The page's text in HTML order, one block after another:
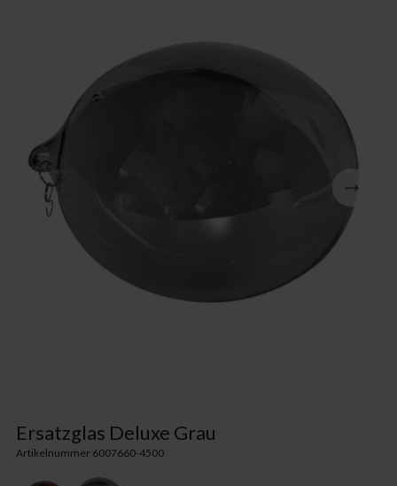
Ersatzglas Deluxe Grau
Artikelnummer 6007660-4500